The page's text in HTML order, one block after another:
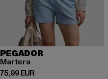
PEGADOR
Martera
75,99 EUR
Derzeitiger Preis: 75,99 EUR